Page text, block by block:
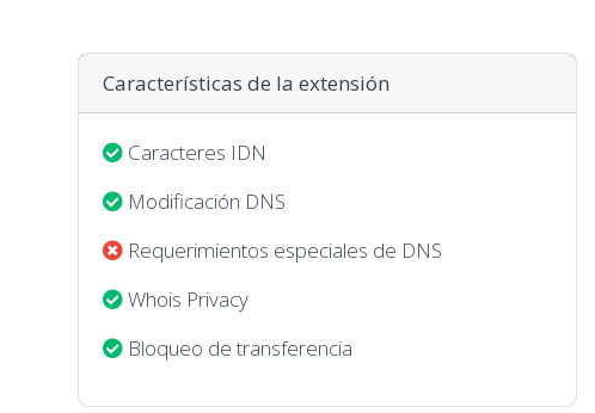
Características de la extensión
Caracteres IDN
Modificación DNS
Requerimientos especiales de DNS
Whois Privacy
Bloqueo de transferencia